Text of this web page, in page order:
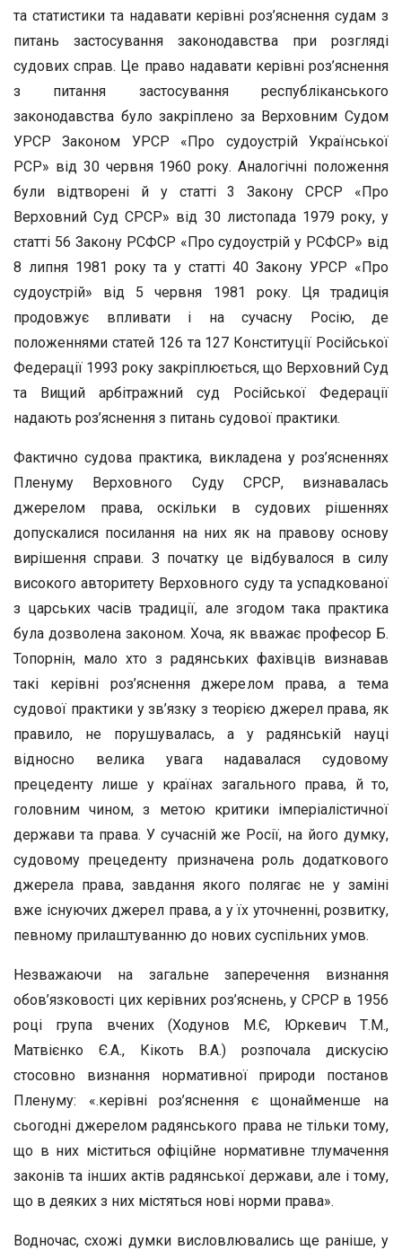
та статистики та надавати керівні роз’яснення судам з
питань застосування законодавства при розгляді
судових справ. Це право надавати керівні роз’яснення
з питання застосування республіканського
законодавства було закріплено за Верховним Судом
УРСР Законом УРСР «Про судоустрій Української
РСР» від 30 червня 1960 року. Аналогічні положення
були відтворені й у статті 3 Закону СРСР «Про
Верховний Суд СРСР» від 30 листопада 1979 року, у
статті 56 Закону РСФСР «Про судоустрій у РСФСР» від
8 липня 1981 року та у статті 40 Закону УРСР «Про
судоустрій» від 5 червня 1981 року. Ця традиція
продовжує впливати і на сучасну Росію, де
положеннями статей 126 та 127 Конституції Російської
Федерації 1993 року закріплюється, що Верховний Суд
та Вищий арбітражний суд Російської Федерації
надають роз’яснення з питань судової практики.
Фактично судова практика, викладена у роз’ясненнях
Пленуму Верховного Суду СРСР, визнавалась
джерелом права, оскільки в судових рішеннях
допускалися посилання на них як на правову основу
вирішення справи. З початку це відбувалося в силу
високого авторитету Верховного суду та успадкованої
з царських часів традиції, але згодом така практика
була дозволена законом. Хоча, як вважає професор Б.
Топорнін, мало хто з радянських фахівців визнавав
такі керівні роз’яснення джерелом права, а тема
судової практики у зв’язку з теорією джерел права, як
правило, не порушувалась, а у радянській науці
відносно велика увага надавалася судовому
прецеденту лише у країнах загального права, й то,
головним чином, з метою критики імперіалістичної
держави та права. У сучасній же Росії, на його думку,
судовому прецеденту призначена роль додаткового
джерела права, завдання якого полягає не у заміні
вже існуючих джерел права, а у їх уточненні, розвитку,
певному прилаштуванню до нових суспільних умов.
Незважаючи на загальне заперечення визнання
обов’язковості цих керівних роз’яснень, у СРСР в 1956
році група вчених (Ходунов М.Є, Юркевич Т.М.,
Матвієнко Є.А., Кікоть В.А.) розпочала дискусію
стосовно визнання нормативної природи постанов
Пленуму: «.керівні роз’яснення є щонайменше на
сьогодні джерелом радянського права не тільки тому,
що в них міститься офіційне нормативне тлумачення
законів та інших актів радянської держави, але і тому,
що в деяких з них містяться нові норми права».
Водночас, схожі думки висловлювались ще раніше, у